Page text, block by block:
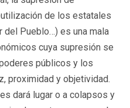
de los estatales
del Pueblo…) es una mala
cuya supresión se
públicos y los
proximidad y objetividad.
dará lugar o a colapsos y